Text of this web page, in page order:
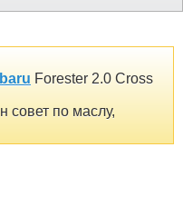
Forester 2.0 Cross
совет по маслу,